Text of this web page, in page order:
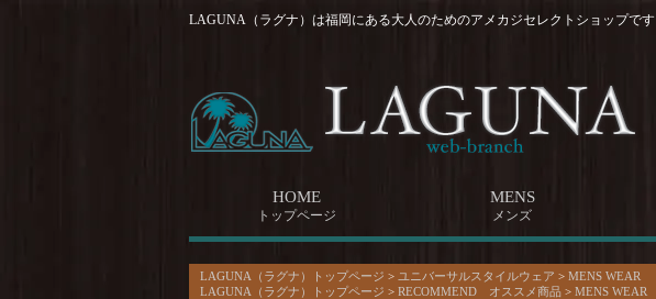
LAGUNA（ラグナ）は福岡にある大人のためのアメカジセレクトショップです
HOME
トップページ
MENS
メンズ
LAGUNA（ラグナ）トップページ > ユニバーサルスタイルウェア > MENS WEAR
LAGUNA（ラグナ）トップページ > RECOMMEND オススメ商品 > MENS WEAR